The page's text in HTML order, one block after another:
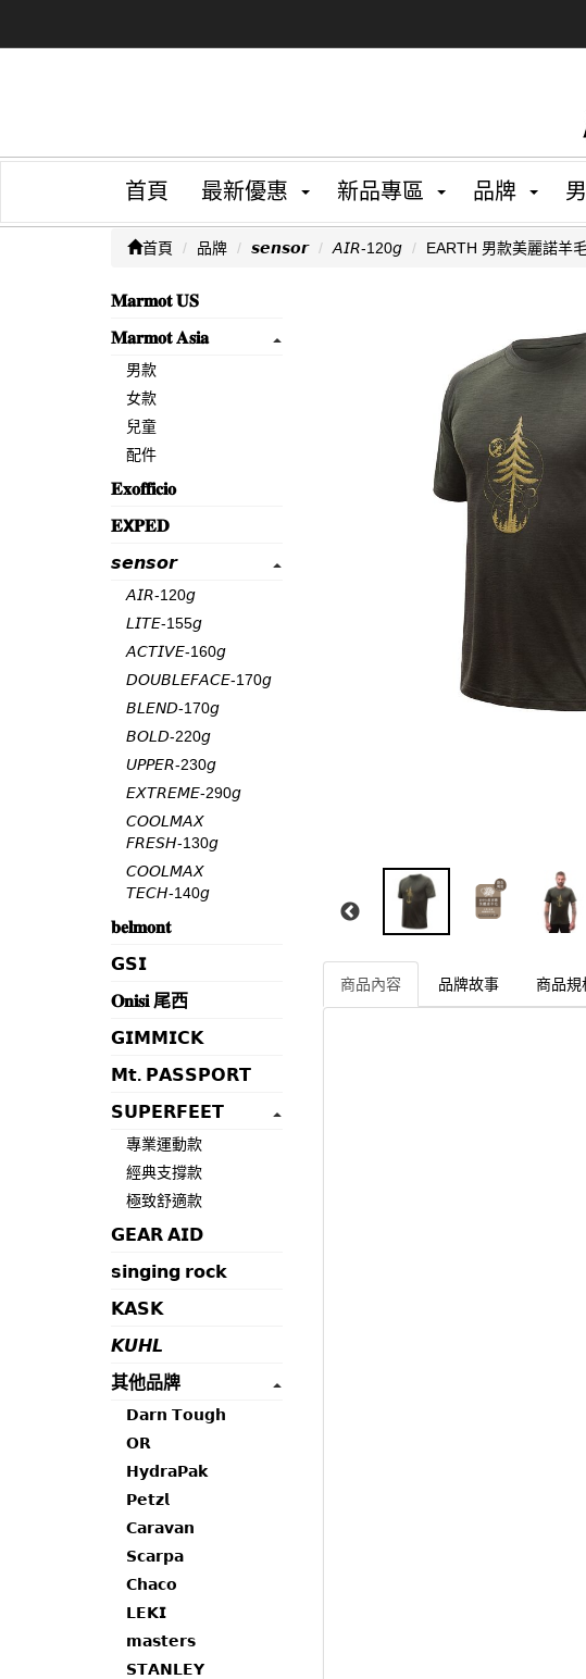
首頁 最新優惠 新品專區 品牌 男
首頁 品牌 𝙨𝙚𝙣𝙨𝙤𝙧 𝘈𝘐𝘙-120𝘨 EARTH 男款美麗諾羊
𝐌𝐚𝐫𝐦𝐨𝐭 𝐔𝐒
𝐌𝐚𝐫𝐦𝐨𝐭 𝐀𝐬𝐢𝐚
男款
女款
兒童
配件
𝐄𝐱𝐨𝐟𝐟𝐢𝐜𝐢𝐨
𝐄𝗫𝐏𝐄𝐃
𝙨𝙚𝙣𝙨𝙤𝙧
𝘈𝘐𝘙-120𝘨
𝘓𝘐𝘛𝘌-155𝘨
𝘈𝘊𝘛𝘐𝘝𝘌-160𝘨
𝘋𝘖𝘜𝘉𝘓𝘌𝘍𝘈𝘊𝘌-170𝘨
𝘉𝘓𝘌𝘕𝘋-170𝘨
𝘉𝘖𝘓𝘋-220𝘨
𝘜𝘗𝘗𝘌𝘙-230𝘨
𝘌𝘟𝘛𝘙𝘌𝘔𝘌-290𝘨
𝘊𝘖𝘖𝘓𝘔𝘈𝘟
𝘍𝘙𝘌𝘚𝘏-130𝘨
𝘊𝘖𝘖𝘓𝘔𝘈𝘟
𝘛𝘌𝘊𝘏-140𝘨
𝐛𝐞𝐥𝐦𝐨𝐧𝐭
𝗚𝗦𝗜
𝐎𝐧𝐢𝐬𝐢 尾西
𝗚𝗜𝗠𝗠𝗜𝗖𝗞
𝗠𝘁. 𝗣𝗔𝗦𝗦𝗣𝗢𝗥𝗧
𝗦𝗨𝗣𝗘𝗥𝗙𝗘𝗘𝗧
專業運動款
經典支撐款
極致舒適款
𝗚𝗘𝗔𝗥 𝗔𝗜𝗗
𝘀𝗶𝗻𝗴𝗶𝗻𝗴 𝗿𝗼𝗰𝗸
𝗞𝗔𝗦𝗞
𝙆𝙐𝙃𝙇
其他品牌
𝗗𝗮𝗿𝗻 𝗧𝗼𝘂𝗴𝗵
𝗢𝗥
𝗛𝘆𝗱𝗿𝗮𝗣𝗮𝗸
𝗣𝗲𝘁𝘇𝗹
𝗖𝗮𝗿𝗮𝘃𝗮𝗻
𝗦𝗰𝗮𝗿𝗽𝗮
𝗖𝗵𝗮𝗰𝗼
𝗟𝗘𝗞𝗜
𝗺𝗮𝘀𝘁𝗲𝗿𝘀
𝗦𝗧𝗔𝗡𝗟𝗘𝗬
商品內容 品牌故事 商品規